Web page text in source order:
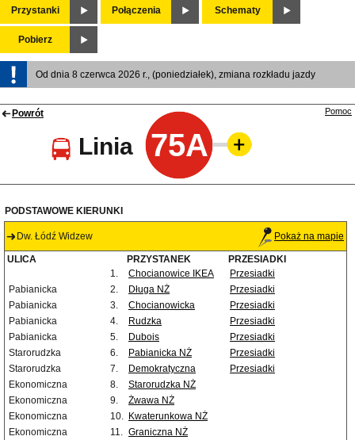
Przystanki Połączenia Schematy
Pobierz
Od dnia 8 czerwca 2026 r., (poniedziałek), zmiana rozkładu jazdy
Powrót
Linia 75A
Pomoc
PODSTAWOWE KIERUNKI
Dw. Łódź Widzew Pokaż na mapie
ULICA PRZYSTANEK
PRZESIADKI
1.
Chocianowice IKEA
Przesiadki
Pabianicka
2. Długa NŻ
Przesiadki
Pabianicka
3. Chocianowicka
Przesiadki
Pabianicka
4. Rudzka
Przesiadki
Pabianicka
5. Dubois
Przesiadki
Starorudzka
6. Pabianicka NŻ
Przesiadki
Starorudzka
7. Demokratyczna
Przesiadki
Ekonomiczna
8.
Starorudzka NŻ
Ekonomiczna
9.
Żwawa NŻ
Ekonomiczna
10. Kwaterunkowa NŻ
Ekonomiczna
11. Graniczna NŻ